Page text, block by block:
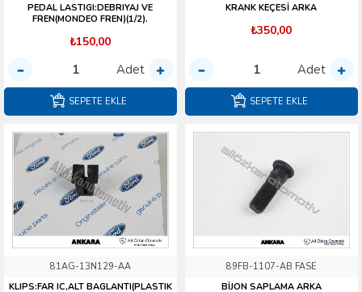
PEDAL LASTIGI:DEBRIYAJ VE
FREN(MONDEO FREN)(1/2).
₺150,00
Adet
SEPETE EKLE
KRANK KEÇESİ ARKA
₺350,00
Adet
SEPETE EKLE
81AG-13N129-AA
KLIPS:FAR IC,ALT BAGLANTI(PLASTIK
89FB-1107-AB FASE
BİJON SAPLAMA ARKA